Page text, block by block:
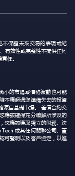
保證未來交易的表現或結
有效性或完整性不提供任何
任。
小的市場或價格波動也可能
不應超過您準備失去的投資
源自基礎市場。 差價合約交
應該確保充分瞭解所涉及的
您應該獲取獨立的財務、法
或其任何關聯公司、董
可聲明以及客戶協定，以進